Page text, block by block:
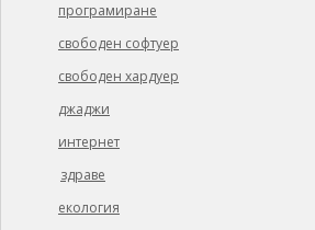
програмиране
свободен софтуер
свободен хардуер
джаджи
интернет
здраве
екология